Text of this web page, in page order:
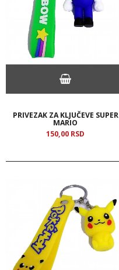
PRIVEZAK ZA KLJUČEVE SUPER
MARIO
150,00 RSD